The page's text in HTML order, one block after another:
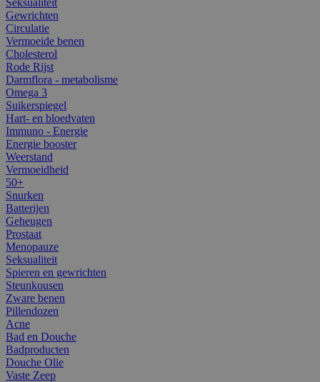
Gewrichten
Circulatie
Vermoeide benen
Cholesterol
Rode Rijst
Darmflora - metabolisme
Omega 3
Suikerspiegel
Hart- en bloedvaten
Immuno - Energie
Energie booster
Weerstand
Vermoeidheid
50+
Snurken
Batterijen
Geheugen
Prostaat
Menopauze
Seksualiteit
Spieren en gewrichten
Steunkousen
Zware benen
Pillendozen
Acne
Bad en Douche
Badproducten
Douche Olie
Vaste Zeep